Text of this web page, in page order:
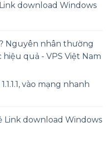
download Windows
Nguyên nhân thường
quả - VPS Việt Nam
vào mạng nhanh
Link download Windows